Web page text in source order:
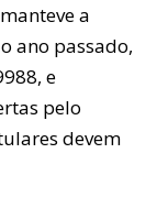
a
ano passado,
e
pelo
devem